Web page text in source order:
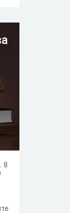
8